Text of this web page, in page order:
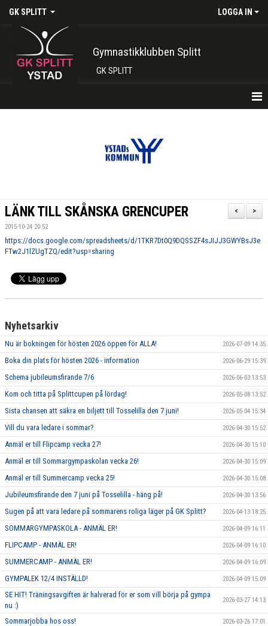
GK SPLITT LOGGA IN
Gymnastikklubben Splitt
GK SPLITT
INTRESSEANMÄLAN
SHOP
GRUPPER OCH TIDER
SPONSRING
FUNKTIONÄRER
FRITIDSKORTET
>
<
LÄNK TILL SKÅNSKA GRENCUPER
2015-10-24 20:52
https://docs.google.com/spreadsheets/d/1TKR7Dt0Q9DQSSZF4sJIJJ3GWYBsJ3e
FTw2J1lZUgTZQ/edit?usp=sharing
Nyhetsarkiv
Nu är bokningen för hösten 2026 öppen för ALLA! 2026-07-09 14:35
Boka din plats för hösten 2026 - information 2026-06-29 15:39
Schema jubileumsfirande 7/6 2026-06-03 13:53
Kom och titta på Splittcupen på lördag! 2026-05-08 13:52
Sista chansen att säkra en biljett till Tosselilla den 7 juni! 2026-05-04 15:34
Vill du vara ledare i sommar? 2026-04-30 15:52
Anmäl er till Flipcamp vecka 27! 2026-04-30 15:10
Anmäl er till Sommargympaskolan vecka 26! 2026-04-30 15:09
Anmäl er till Summercamp vecka 25! 2026-04-30 15:08
Jubileumsfirande den 7 juni på Tosselilla - häng på! 2026-04-30 13:56
Sugen på att vara ledare på sommarens roliga läger på GK Splitt? 2026-04-13 18:25
SOMMARGYMPASKOLA - ANMÄL ER! 2026-04-09 16:11
FLIPCAMP - ANMÄL ER! 2026-04-09 16:10
SUMMERCAMP - ANMÄL ER! 2026-04-09 16:09
GYMPALEK 12/4 INSTÄLLD! 2026-04-09 15:09
SE HIT! Träningsavgiften är halverad för er som vill börja på gympa
nu :)
2026-03-27 14:13
Sommarjobba hos oss! 2026-03-26 17:01